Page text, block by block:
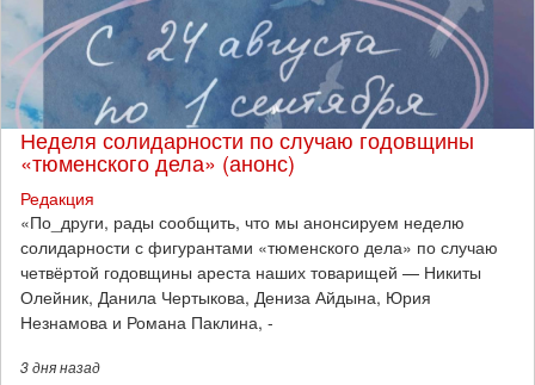
Неделя солидарности по случаю годовщины
«тюменского дела» (анонс)
Редакция
​«По_други, рады сообщить, что мы анонсируем неделю
солидарности с фигурантами «тюменского дела» по случаю
четвёртой годовщины ареста наших товарищей — Никиты
Олейник, Данила Чертыкова, Дениза Айдына, Юрия
Незнамова и Романа Паклина, -
3 дняназад